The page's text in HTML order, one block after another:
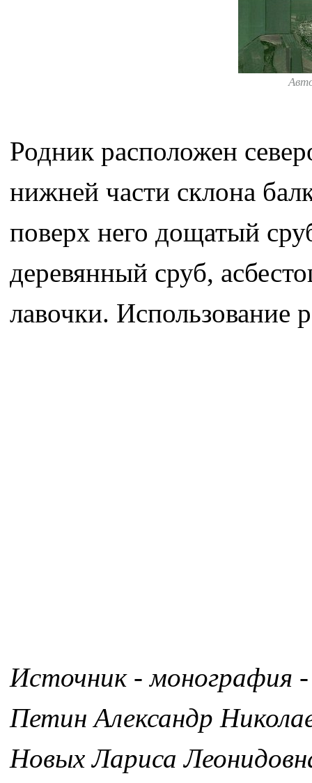
Родник расположен
нижней части склона
поверх него дощатый
деревянный сруб,
лавочки. Использование
Источник - монография -
Петин Александр
Новых Лариса